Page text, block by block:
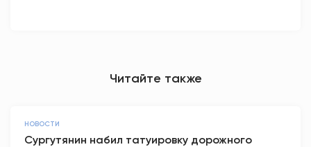
Читайте также
НОВОСТИ
Сургутянин набил татуировку дорожного